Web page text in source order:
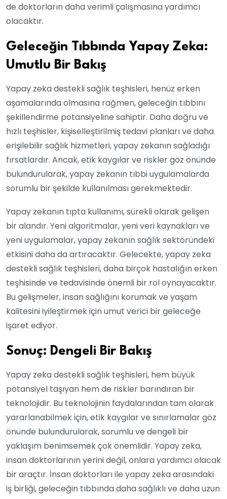
de doktorların daha verimli çalışmasına yardımcı
olacaktır.
Geleceğin Tıbbında Yapay Zeka:
Umutlu Bir Bakış
Yapay zeka destekli sağlık teşhisleri, henüz erken
aşamalarında olmasına rağmen, geleceğin tıbbını
şekillendirme potansiyeline sahiptir. Daha doğru ve
hızlı teşhisler, kişiselleştirilmiş tedavi planları ve daha
erişilebilir sağlık hizmetleri, yapay zekanın sağladığı
fırsatlardır. Ancak, etik kaygılar ve riskler göz önünde
bulundurularak, yapay zekanın tıbbi uygulamalarda
sorumlu bir şekilde kullanılması gerekmektedir.
Yapay zekanın tıpta kullanımı, sürekli olarak gelişen
bir alandır. Yeni algoritmalar, yeni veri kaynakları ve
yeni uygulamalar, yapay zekanın sağlık sektöründeki
etkisini daha da artıracaktır. Gelecekte, yapay zeka
destekli sağlık teşhisleri, daha birçok hastalığın erken
teşhisinde ve tedavisinde önemli bir rol oynayacaktır.
Bu gelişmeler, insan sağlığını korumak ve yaşam
kalitesini iyileştirmek için umut verici bir geleceğe
işaret ediyor.
Sonuç: Dengeli Bir Bakış
Yapay zeka destekli sağlık teşhisleri, hem büyük
potansiyel taşıyan hem de riskler barındıran bir
teknolojidir. Bu teknolojinin faydalarından tam olarak
yararlanabilmek için, etik kaygılar ve sınırlamalar göz
önünde bulundurularak, sorumlu ve dengeli bir
yaklaşım benimsemek çok önemlidir. Yapay zeka,
insan doktorlarının yerini değil, onlara yardımcı olacak
bir araçtır. İnsan doktorları ile yapay zeka arasındaki
iş birliği, geleceğin tıbbında daha sağlıklı ve daha uzun